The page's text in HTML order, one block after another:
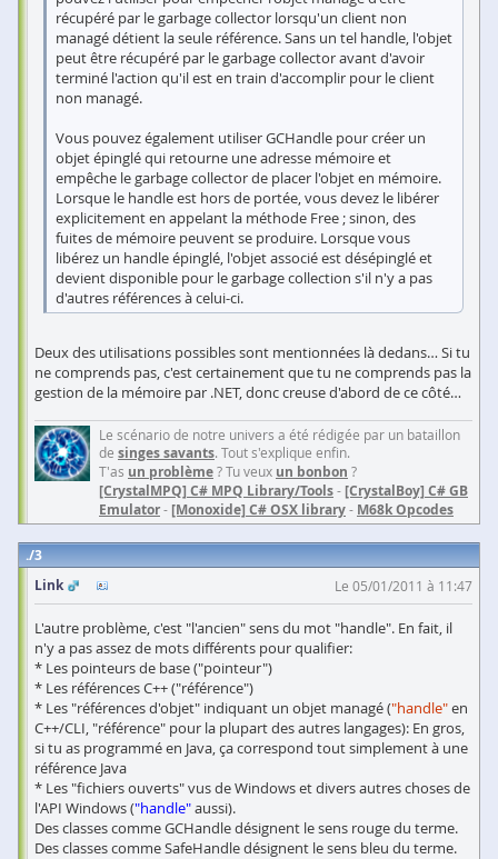
récupéré par le garbage collector lorsqu'un client non
managé détient la seule référence. Sans un tel handle, l'objet
peut être récupéré par le garbage collector avant d'avoir
terminé l'action qu'il est en train d'accomplir pour le client
non managé.
Vous pouvez également utiliser GCHandle pour créer un
objet épinglé qui retourne une adresse mémoire et
empêche le garbage collector de placer l'objet en mémoire.
Lorsque le handle est hors de portée, vous devez le libérer
explicitement en appelant la méthode Free ; sinon, des
fuites de mémoire peuvent se produire. Lorsque vous
libérez un handle épinglé, l'objet associé est désépinglé et
devient disponible pour le garbage collection s'il n'y a pas
d'autres références à celui-ci.
Deux des utilisations possibles sont mentionnées là dedans… Si tu
ne comprends pas, c'est certainement que tu ne comprends pas la
gestion de la mémoire par .NET, donc creuse d'abord de ce côté…
Le scénario de notre univers a été rédigée par un bataillon
de singes savants. Tout s'explique enfin.
T'as un problème? Tu veux un bonbon ?
[CrystalMPQ] C# MPQ Library/Tools- [CrystalBoy] C# GB
Emulator- [Monoxide] C# OSX library- M68k Opcodes
3
Link
Le 05/01/2011 à 11:47
L'autre problème, c'est "l'ancien" sens du mot "handle". En fait, il
n'y a pas assez de mots différents pour qualifier:
* Les pointeurs de base ("pointeur")
* Les références C++ ("référence")
* Les "références d'objet" indiquant un objet managé ("handle"en
C++/CLI, "référence" pour la plupart des autres langages): En gros,
si tu as programmé en Java, ça correspond tout simplement à une
référence Java
* Les "fichiers ouverts" vus de Windows et divers autres choses de
l'API Windows ("handle"aussi).
Des classes comme GCHandle désignent le sens rouge du terme.
Des classes comme SafeHandle désignent le sens bleu du terme.